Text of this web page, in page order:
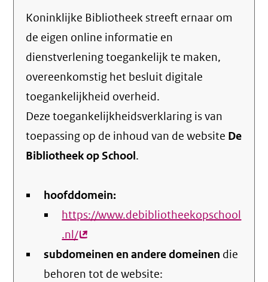
Koninklijke Bibliotheek streeft ernaar om
de eigen online informatie en
dienstverlening toegankelijk te maken,
overeenkomstig het besluit digitale
toegankelijkheid overheid.
Deze toegankelijkheidsverklaring is van
toepassing op de inhoud van de website De
Bibliotheek op School.
hoofddomein:
https://www.debibliotheekopschool
.nl/(externe
link)
subdomeinen en andere domeinen die
behoren tot de website: